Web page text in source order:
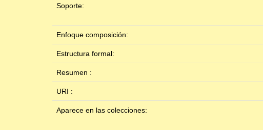
Soporte:
Enfoque composición:
Estructura formal:
Resumen :
URI :
Aparece en las colecciones: